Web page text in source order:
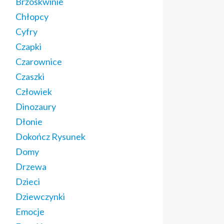
Chłopcy
Cyfry
Czapki
Czarownice
Czaszki
Człowiek
Dinozaury
Dłonie
Dokończ Rysunek
Domy
Drzewa
Dzieci
Dziewczynki
Emocje